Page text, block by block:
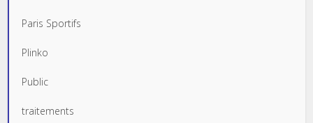
Paris Sportifs
Plinko
Public
traitements